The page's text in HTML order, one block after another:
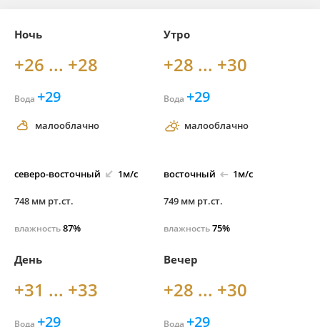
Ночь
+26 ... +28
Вода +29
малооблачно
северо-восточный 1м/с
748 мм рт.ст.
влажность87%
Утро
+28 ... +30
Вода +29
малооблачно
восточный 1м/с
749 мм рт.ст.
влажность75%
День
+31 ... +33
Вода +29
Вечер
+28 ... +30
Вода +29